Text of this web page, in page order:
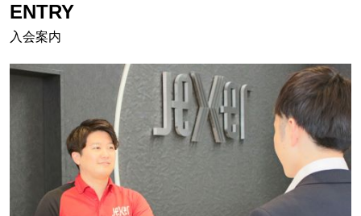
ENTRY
入会案内